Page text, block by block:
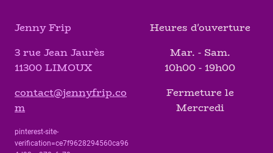
Jenny Frip
3 rue Jean Jaurès
11300 LIMOUX
contact@jennyfrip.co
m
pinterest-site-
verification=ce7f9628294560ca96
Heures d'ouverture
Mar. - Sam.
10h00 - 19h00
Fermeture le
Mercredi